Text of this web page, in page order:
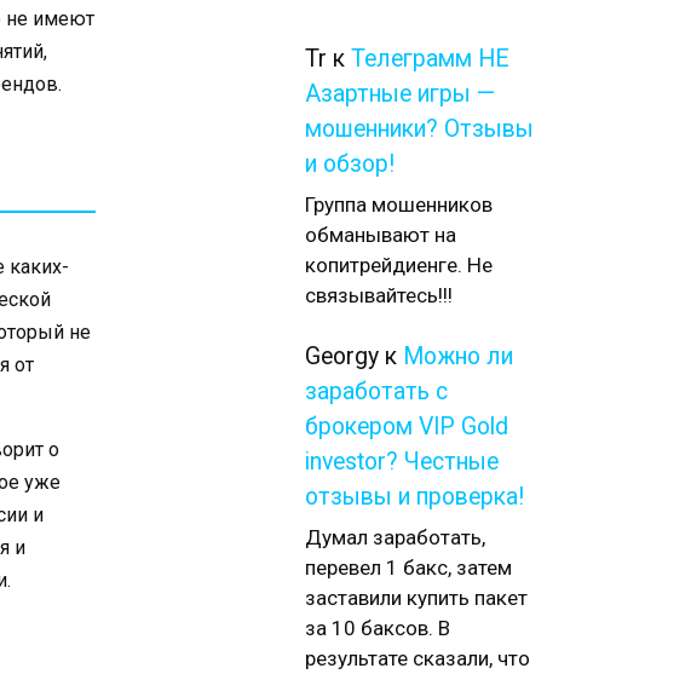
не имеют
каких-
не
от
о
уже
и
и
Tr кТелеграмм НЕ
Азартные игры —
мошенники? Отзывы
и обзор!
Группа мошенников
обманывают на
копитрейдиенге. Не
связывайтесь!!!
Georgy к Можно ли
заработать с
брокером VIP Gold
investor? Честные
отзывы и проверка!
Думал заработать,
перевел 1 бакс, затем
заставили купить пакет
за 10 баксов. В
результате сказали, что